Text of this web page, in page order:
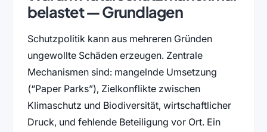
belastet — Grundlagen
Schutzpolitik kann aus mehreren Gründen
ungewollte Schäden erzeugen. Zentrale
Mechanismen sind: mangelnde Umsetzung
(“Paper Parks”), Zielkonflikte zwischen
Klimaschutz und Biodiversität, wirtschaftlicher
Druck, und fehlende Beteiligung vor Ort. Ein